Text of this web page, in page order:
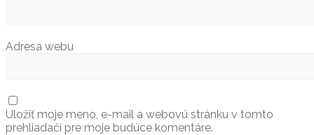
Adresa webu
Uložiť moje meno, e-mail a webovú stránku v tomto
prehliadači pre moje budúce komentáre.